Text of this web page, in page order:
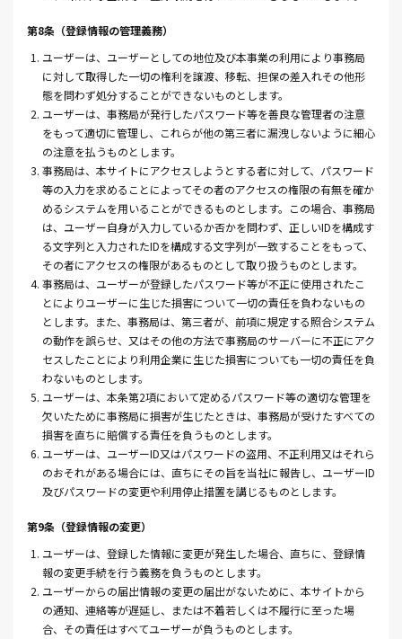
第8条（登録情報の管理義務）
1. ユーザーは、ユーザーとしての地位及び本事業の利用により事務局
に対して取得した一切の権利を譲渡、移転、担保の差入れその他形
態を問わず処分することができないものとします。
2. ユーザーは、事務局が発行したパスワード等を善良な管理者の注意
をもって適切に管理し、これらが他の第三者に漏洩しないように細心
の注意を払うものとします。
3. 事務局は、本サイトにアクセスしようとする者に対して、パスワード
等の入力を求めることによってその者のアクセスの権限の有無を確か
めるシステムを用いることができるものとします。この場合、事務局
は、ユーザー自身が入力しているか否かを問わず、正しいIDを構成す
る文字列と入力されたIDを構成する文字列が一致することをもって、
その者にアクセスの権限があるものとして取り扱うものとします。
4. 事務局は、ユーザーが登録したパスワード等が不正に使用されたこ
とによりユーザーに生じた損害について一切の責任を負わないもの
とします。また、事務局は、第三者が、前項に規定する照合システム
の動作を誤らせ、又はその他の方法で事務局のサーバーに不正にアク
セスしたことにより利用企業に生じた損害についても一切の責任を負
わないものとします。
5. ユーザーは、本条第2項において定めるパスワード等の適切な管理を
欠いたために事務局に損害が生じたときは、事務局が受けたすべての
損害を直ちに賠償する責任を負うものとします。
6. ユーザーは、ユーザーID又はパスワードの盗用、不正利用又はそれら
のおそれがある場合には、直ちにその旨を当社に報告し、ユーザーID
及びパスワードの変更や利用停止措置を講じるものとします。
第9条（登録情報の変更）
1. ユーザーは、登録した情報に変更が発生した場合、直ちに、登録情
報の変更手続を行う義務を負うものとします。
2. ユーザーからの届出情報の変更の届出がないために、本サイトから
の通知、連絡等が遅延し、または不着若しくは不履行に至った場
合、その責任はすべてユーザーが負うものとします。